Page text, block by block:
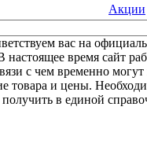
Акции
вас на
время сайт
с чем временно могут
товара и цены.
в единой